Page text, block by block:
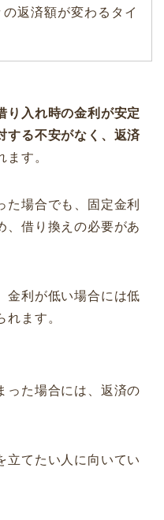
返済額が変わるタイ
り入れ時の金利が安定
する不安がなく、返済
ます。
た場合でも、固定金利
、借り換えの必要があ
金利が低い場合には低
ます。
った場合には、返済の
立てたい人に向いてい